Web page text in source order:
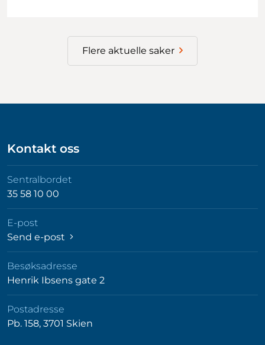
Flere aktuelle saker
Kontakt oss
Sentralbordet
35 58 10 00
E-post
Send e-post
Besøksadresse
Henrik Ibsens gate 2
Postadresse
Pb. 158, 3701 Skien